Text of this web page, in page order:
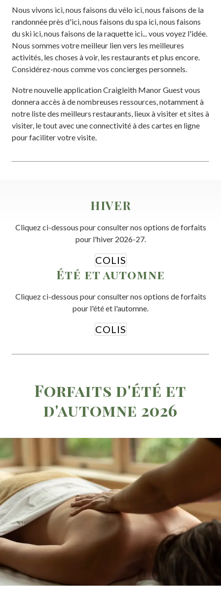
Nous vivons ici, nous faisons du vélo ici, nous faisons de la
randonnée près d'ici, nous faisons du spa ici, nous faisons
du ski ici, nous faisons de la raquette ici... vous voyez l'idée.
Nous sommes votre meilleur lien vers les meilleures
activités, les choses à voir, les restaurants et plus encore.
Considérez-nous comme vos concierges personnels.
Notre nouvelle application Craigleith Manor Guest vous
donnera accès à de nombreuses ressources, notamment à
notre liste des meilleurs restaurants, lieux à visiter et sites à
visiter, le tout avec une connectivité à des cartes en ligne
pour faciliter votre visite.
HIVER
Cliquez ci-dessous pour consulter nos options de forfaits
pour l'hiver 2026-27.
COLIS
Été et automne
Cliquez ci-dessous pour consulter nos options de forfaits
pour l'été et l'automne.
COLIS
Forfaits d'été et
d'automne 2026